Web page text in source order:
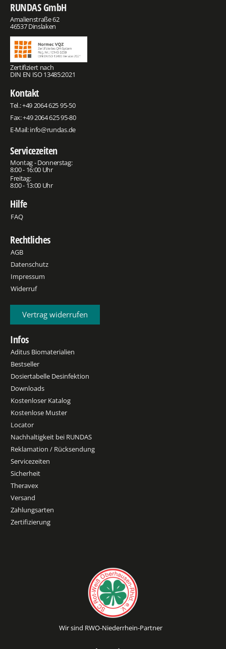
RUNDAS GmbH
Amalienstraße 62
46537 Dinslaken
Zertifiziert nach
DIN EN ISO 13485:2021
Kontakt
Tel.:+49 2064 625 95-50
Fax: +49 2064 625 95-80
E-Mail:info@rundas.de
Servicezeiten
Montag - Donnerstag:
8:00 - 16:00 Uhr
Freitag:
8:00 - 13:00 Uhr
Hilfe
FAQ
Rechtliches
AGB
Datenschutz
Impressum
Widerruf
Vertrag widerrufen
Infos
Aditus Biomaterialien
Bestseller
Dosiertabelle Desinfektion
Downloads
Kostenloser Katalog
Kostenlose Muster
Locator
Nachhaltigkeit bei RUNDAS
Reklamation / Rücksendung
Servicezeiten
Sicherheit
Theravex
Versand
Zahlungsarten
Zertifizierung
Wir sind RWO-Niederrhein-Partner